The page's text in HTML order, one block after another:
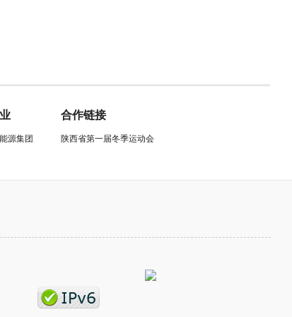
源集团
合作链接
陕西省第一届冬季运动会